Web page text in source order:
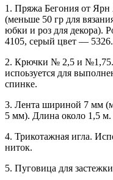
1. Пряжа Бегония от Ярн
(меньше 50 гр для
юбки и роз для декора).
4105, серый цвет — 5326.
2. Крючки № 2,5 и №1,75.
испоьзуется для
спинке.
3. Лента шириной 7 мм
5 мм). Длина около 1,5 м.
4. Трикотажная игла.
ниток.
5. Пуговица для